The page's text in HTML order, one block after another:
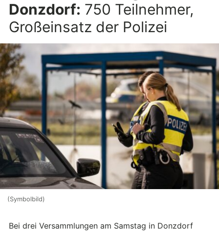
Donzdorf: 750 Teilnehmer,
Großeinsatz der Polizei
(Symbolbild)
Bei drei Versammlungen am Samstag in Donzdorf